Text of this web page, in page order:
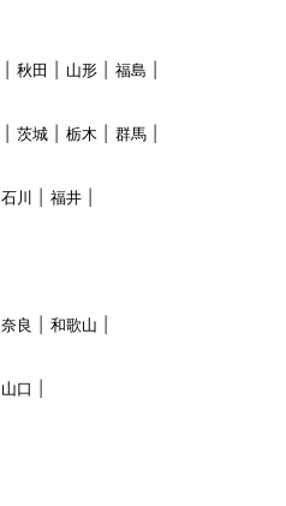
秋田 山形
福島
茨城 栃木
群馬
石川
福井
奈良
和歌山
山口